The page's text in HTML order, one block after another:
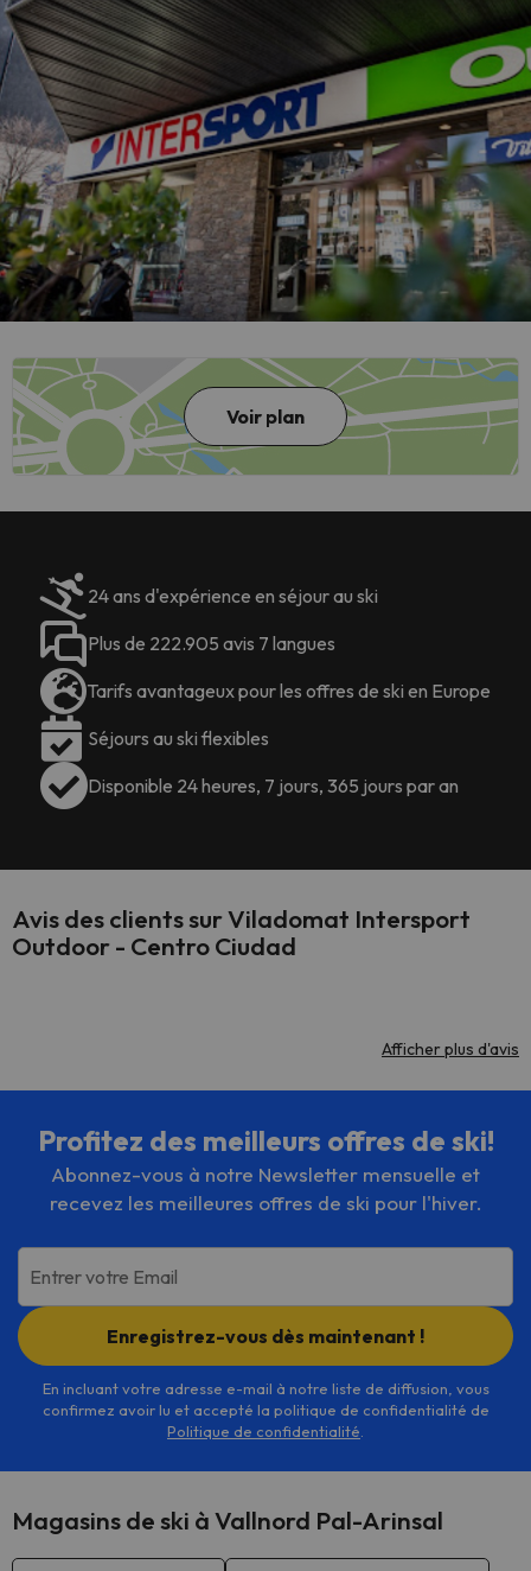
Voir plan
24 ans d'expérience en séjour au ski
Plus de 222.905 avis 7 langues
Tarifs avantageux pour les offres de ski en Europe
Séjours au ski flexibles
Disponible 24 heures, 7 jours, 365 jours par an
Avis des clients sur Viladomat Intersport
Outdoor - Centro Ciudad
Afficher plus d'avis
Profitez des meilleurs offres de ski!
Abonnez-vous à notre Newsletter mensuelle et
recevez les meilleures offres de ski pour l'hiver.
Entrer votre Email
Enregistrez-vous dès maintenant !
En incluant votre adresse e-mail à notre liste de diffusion, vous
confirmez avoir lu et accepté la politique de confidentialité de
Politique de confidentialité
Magasins de ski à Vallnord Pal-Arinsal